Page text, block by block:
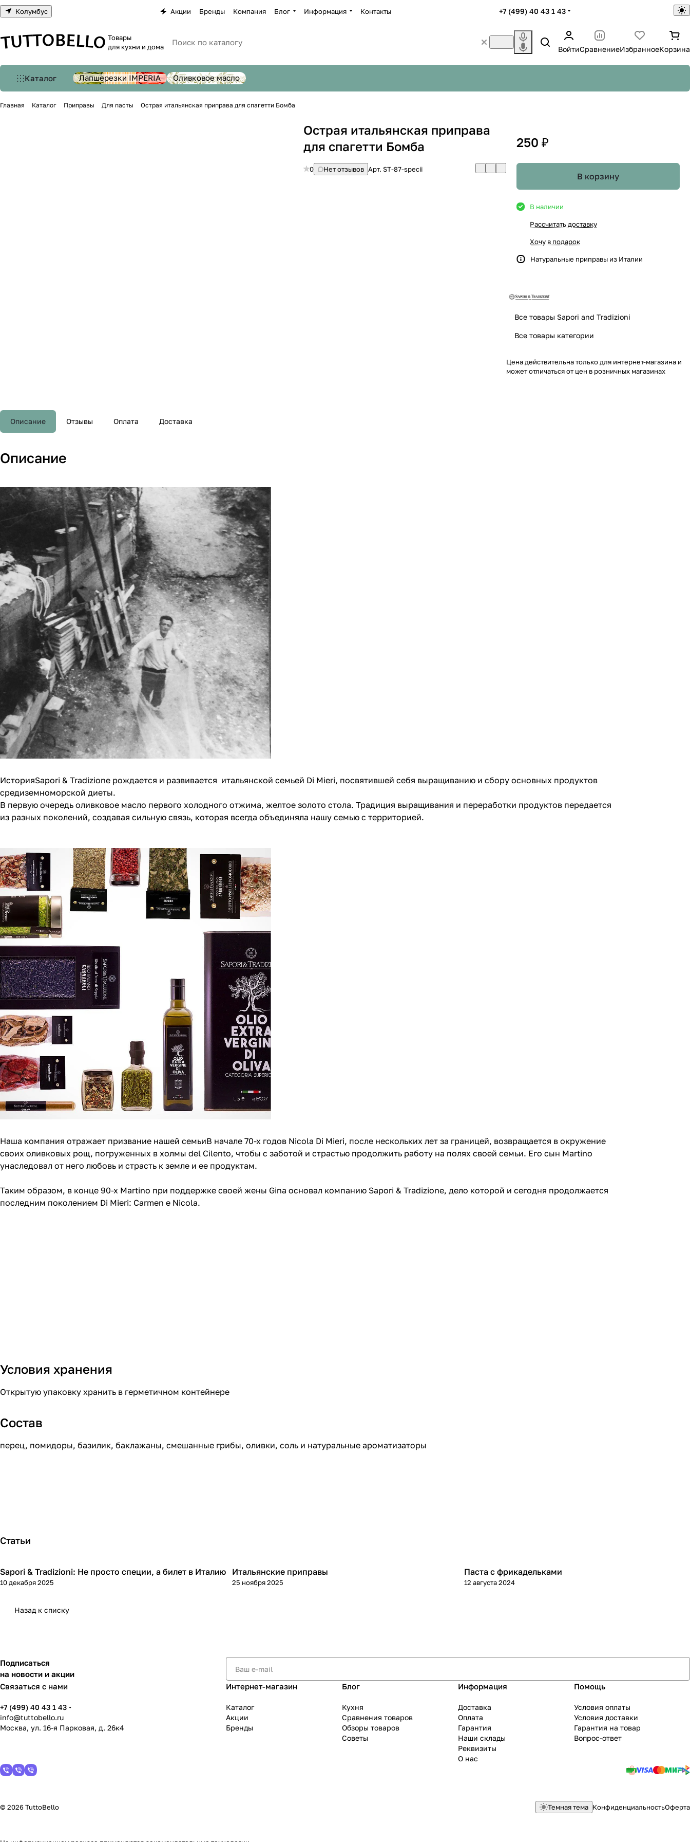
Колумбус Акции Бренды Компания Блог Информация Контакты +7 (499) 40 43 1 43
Товары
для кухни и дома
ВойтиСравнениеИзбранноеКорзина
Каталог Лапшерезки IMPERIA Оливковое масло
Главная Каталог Приправы Для пасты Острая итальянская приправа для спагетти Бомба
Острая итальянская приправа
для спагетти Бомба
0 Нет отзывов Арт. ST-87-specii
250 ₽
В корзину
В наличии
Рассчитать доставку
Хочу в подарок
Натуральные приправы из Италии
Все товары Sapori and Tradizioni
Все товары категории
Цена действительна только для интернет-магазина и
может отличаться от цен в розничных магазинах
Описание Отзывы Оплата Доставка
Описание
ИсторияSapori & Tradizione рождается и развивается итальянской семьей Di Mieri, посвятившей себя выращиванию и сбору основных продуктов
средиземноморской диеты.
В первую очередь оливковое масло первого холодного отжима, желтое золото стола. Традиция выращивания и переработки продуктов передается
из разных поколений, создавая сильную связь, которая всегда объединяла нашу семью с территорией.
Наша компания отражает призвание нашей семьиВ начале 70-х годов Nicola Di Mieri, после нескольких лет за границей, возвращается в окружение
своих оливковых рощ, погруженных в холмы del Cilento, чтобы с заботой и страстью продолжить работу на полях своей семьи. Его сын Martino
унаследовал от него любовь и страсть к земле и ее продуктам.
Таким образом, в конце 90-х Martino при поддержке своей жены Gina основал компанию Sapori & Tradizione, дело которой и сегодня продолжается
последним поколением Di Mieri: Carmen e Nicola.
Условия хранения
Открытую упаковку хранить в герметичном контейнере
Состав
перец, помидоры, базилик, баклажаны, смешанные грибы, оливки, соль и натуральные ароматизаторы
Статьи
Кухня
Sapori & Tradizioni: Не просто специи, а билет в Италию
10 декабря 2025
Кухня
Итальянские приправы
25 ноября 2025
Кухня
Паста с фрикадельками
12 августа 2024
Назад к списку
Подписаться
на новости и акции
Связаться с нами
+7 (499) 40 43 1 43
info@tuttobello.ru
Москва, ул. 16-я Парковая, д. 26к4
Интернет-магазин
Каталог
Акции
Бренды
Блог
Кухня
Сравнения товаров
Обзоры товаров
Советы
Информация
Доставка
Оплата
Гарантия
Наши склады
Реквизиты
О нас
Помощь
Условия оплаты
Условия доставки
Гарантия на товар
Вопрос-ответ
© 2026 TuttoBello Темная тема КонфиденциальностьОферта